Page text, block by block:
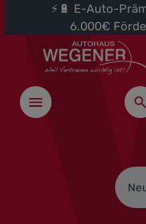
springen
⚡🔋 E-Auto-
6.000€